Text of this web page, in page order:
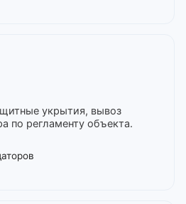
укрытия, вывоз
по регламенту объекта.